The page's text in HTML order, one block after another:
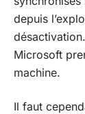
depuis
Microsoft
machine.
Il faut